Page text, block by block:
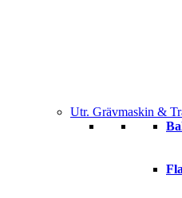
Utr. Grävmaskin &